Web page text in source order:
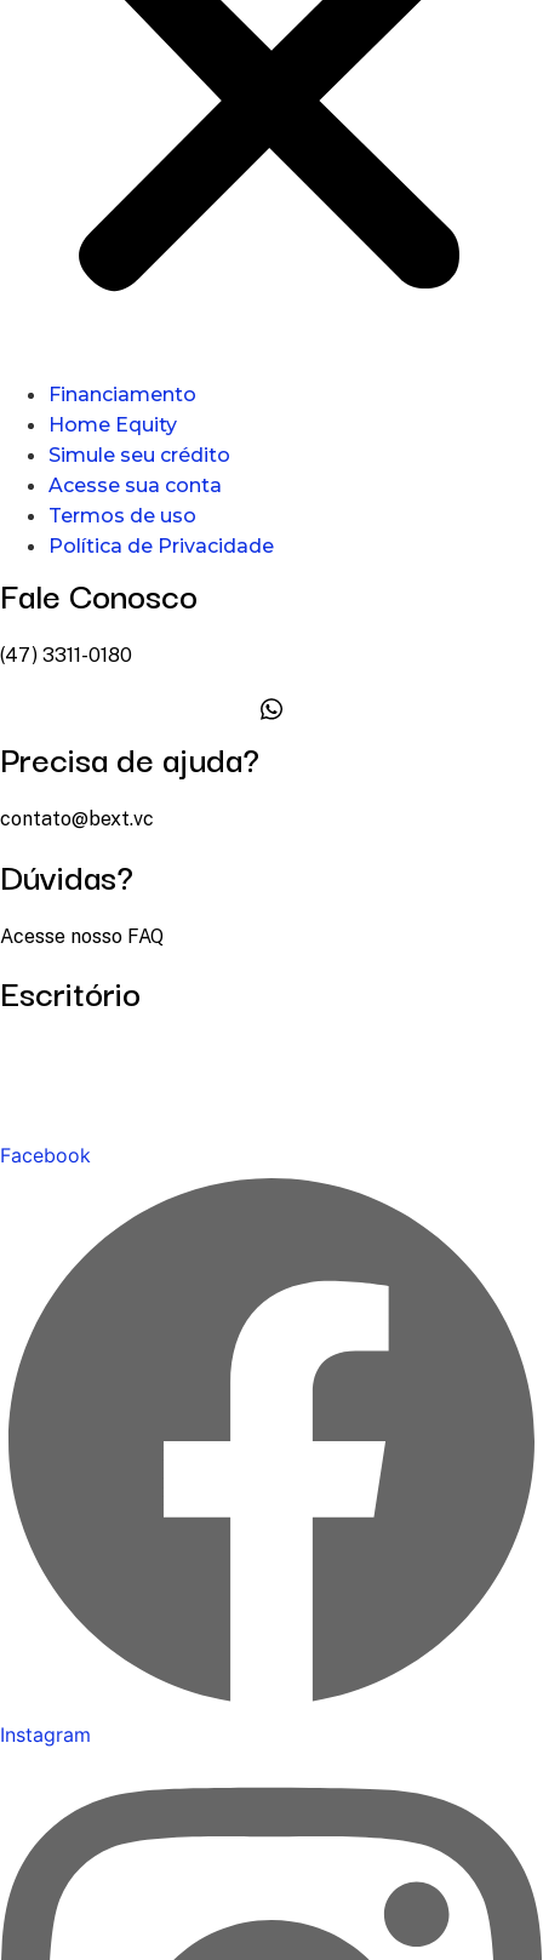
Financiamento
Home Equity
Simule seu crédito
Acesse sua conta
Termos de uso
Política de Privacidade
Fale Conosco
(47) 3311-0180
Precisa de ajuda?
contato@bext.vc
Dúvidas?
Acesse nosso FAQ
Escritório
Facebook
Instagram